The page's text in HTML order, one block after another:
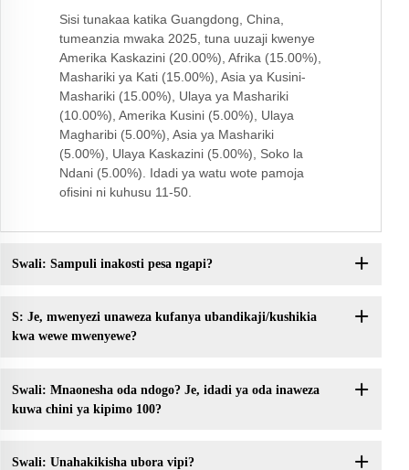
Sisi tunakaa katika Guangdong, China,
tumeanzia mwaka 2025, tuna uuzaji kwenye
Amerika Kaskazini (20.00%), Afrika (15.00%),
Mashariki ya Kati (15.00%), Asia ya Kusini-
Mashariki (15.00%), Ulaya ya Mashariki
(10.00%), Amerika Kusini (5.00%), Ulaya
Magharibi (5.00%), Asia ya Mashariki
(5.00%), Ulaya Kaskazini (5.00%), Soko la
Ndani (5.00%). Idadi ya watu wote pamoja
ofisini ni kuhusu 11-50.
Swali: Sampuli inakosti pesa ngapi?
S: Je, mwenyezi unaweza kufanya ubandikaji/kushikia
kwa wewe mwenyewe?
Swali: Mnaonesha oda ndogo? Je, idadi ya oda inaweza
kuwa chini ya kipimo 100?
Swali: Unahakikisha ubora vipi?